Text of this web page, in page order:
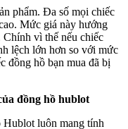
phẩm. Đa số mọi chiếc
Mức giá này hướng
vì thế nếu chiếc
lệch lớn hơn so với mức
đồng hồ bạn mua đã bị
đồng hồ hublot
luôn mang tính